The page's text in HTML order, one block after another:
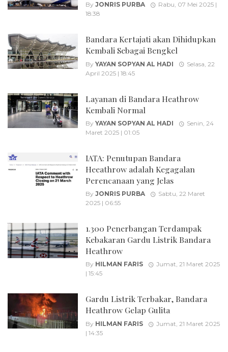
By JONRIS PURBA
Rabu, 07 Mei 2025 |
18:38
Bandara Kertajati akan Dihidupkan
Kembali Sebagai Bengkel
By YAYAN SOPYAN AL HADI
Selasa, 22
April 2025 | 18:45
Layanan di Bandara Heathrow
Kembali Normal
By YAYAN SOPYAN AL HADI
Senin, 24
Maret 2025 | 01:05
IATA: Penutupan Bandara
Heeathrow adalah Kegagalan
Perencanaan yang Jelas
By JONRIS PURBA
Sabtu, 22 Maret
2025 | 06:55
1.300 Penerbangan Terdampak
Kebakaran Gardu Listrik Bandara
Heathrow
By HILMAN FARIS
Jumat, 21 Maret 2025
| 15:45
Gardu Listrik Terbakar, Bandara
Heathrow Gelap Gulita
By HILMAN FARIS
Jumat, 21 Maret 2025
| 14:35